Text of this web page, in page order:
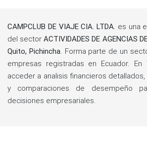
CAMPCLUB DE VIAJE CIA. LTDA. es una
del sectorACTIVIDADES DE AGENCIAS
Quito, Pichincha. Forma parte de un
empresas registradas en Ecuador. En
acceder a analisis financieros
y comparaciones de desempeño
decisiones empresariales.